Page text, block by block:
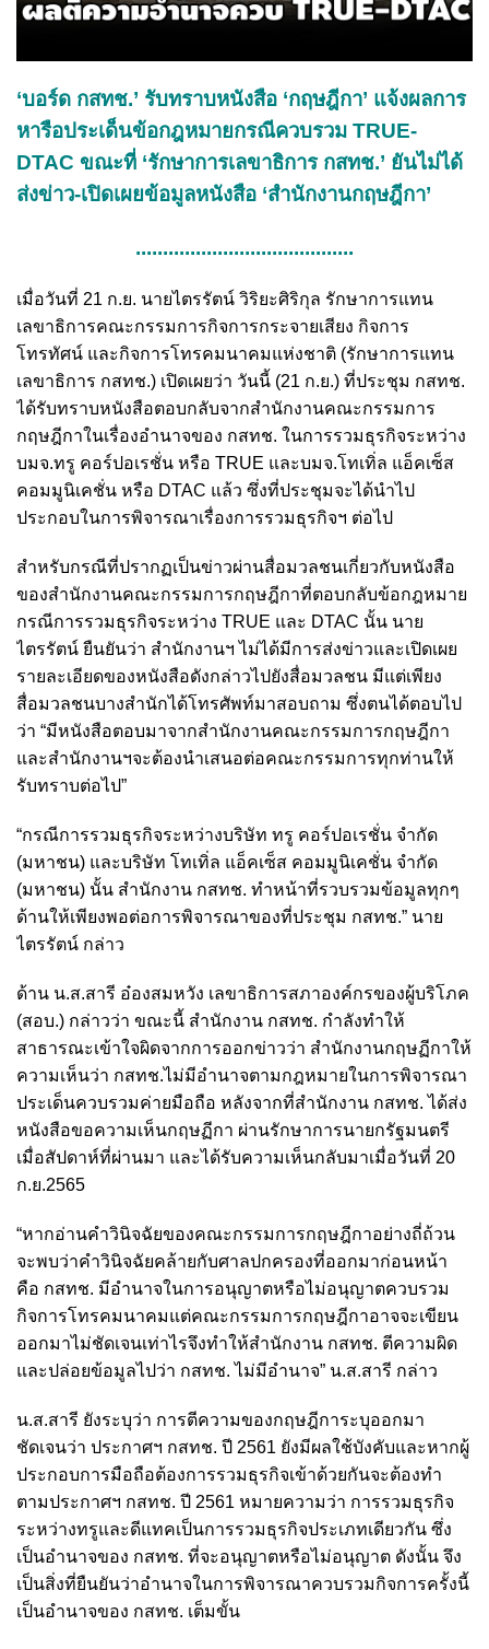
‘บอร์ด กสทช.’ รับทราบหนังสือ ‘กฤษฎีกา’ แจ้งผลการ
หารือประเด็นข้อกฎหมายกรณีควบรวม TRUE-
DTAC ขณะที่ ‘รักษาการเลขาธิการ กสทช.’ ยันไม่ได้
ส่งข่าว-เปิดเผยข้อมูลหนังสือ ‘สำนักงานกฤษฎีกา’
........................................
เมื่อวันที่ 21 ก.ย. นายไตรรัตน์ วิริยะศิริกุล รักษาการแทน
เลขาธิการคณะกรรมการกิจการกระจายเสียง กิจการ
โทรทัศน์ และกิจการโทรคมนาคมแห่งชาติ (รักษาการแทน
เลขาธิการ กสทช.) เปิดเผยว่า วันนี้ (21 ก.ย.) ที่ประชุม กสทช.
ได้รับทราบหนังสือตอบกลับจากสำนักงานคณะกรรมการ
กฤษฎีกาในเรื่องอำนาจของ กสทช. ในการรวมธุรกิจระหว่าง
บมจ.ทรู คอร์ปอเรชั่น หรือ TRUE และบมจ.โทเทิ่ล แอ็คเซ็ส
คอมมูนิเคชั่น หรือ DTAC แล้ว ซึ่งที่ประชุมจะได้นำไป
ประกอบในการพิจารณาเรื่องการรวมธุรกิจฯ ต่อไป
สำหรับกรณีที่ปรากฏเป็นข่าวผ่านสื่อมวลชนเกี่ยวกับหนังสือ
ของสำนักงานคณะกรรมการกฤษฎีกาที่ตอบกลับข้อกฎหมาย
กรณีการรวมธุรกิจระหว่าง TRUE และ DTAC นั้น นาย
ไตรรัตน์ ยืนยันว่า สำนักงานฯ ไม่ได้มีการส่งข่าวและเปิดเผย
รายละเอียดของหนังสือดังกล่าวไปยังสื่อมวลชน มีแต่เพียง
สื่อมวลชนบางสำนักได้โทรศัพท์มาสอบถาม ซึ่งตนได้ตอบไป
ว่า “มีหนังสือตอบมาจากสำนักงานคณะกรรมการกฤษฎีกา
และสำนักงานฯจะต้องนำเสนอต่อคณะกรรมการทุกท่านให้
รับทราบต่อไป”
“กรณีการรวมธุรกิจระหว่างบริษัท ทรู คอร์ปอเรชั่น จำกัด
(มหาชน) และบริษัท โทเทิ่ล แอ็คเซ็ส คอมมูนิเคชั่น จำกัด
(มหาชน) นั้น สำนักงาน กสทช. ทำหน้าที่รวบรวมข้อมูลทุกๆ
ด้านให้เพียงพอต่อการพิจารณาของที่ประชุม กสทช.” นาย
ไตรรัตน์ กล่าว
ด้าน น.ส.สารี อ๋องสมหวัง เลขาธิการสภาองค์กรของผู้บริโภค
(สอบ.) กล่าวว่า ขณะนี้ สำนักงาน กสทช. กำลังทำให้
สาธารณะเข้าใจผิดจากการออกข่าวว่า สำนักงานกฤษฏีกาให้
ความเห็นว่า กสทช.ไม่มีอำนาจตามกฎหมายในการพิจารณา
ประเด็นควบรวมค่ายมือถือ หลังจากที่สำนักงาน กสทช. ได้ส่ง
หนังสือขอความเห็นกฤษฏีกา ผ่านรักษาการนายกรัฐมนตรี
เมื่อสัปดาห์ที่ผ่านมา และได้รับความเห็นกลับมาเมื่อวันที่ 20
ก.ย.2565
“หากอ่านคำวินิจฉัยของคณะกรรมการกฤษฎีกาอย่างถี่ถ้วน
จะพบว่าคำวินิจฉัยคล้ายกับศาลปกครองที่ออกมาก่อนหน้า
คือ กสทช. มีอำนาจในการอนุญาตหรือไม่อนุญาตควบรวม
กิจการโทรคมนาคมแต่คณะกรรมการกฤษฎีกาอาจจะเขียน
ออกมาไม่ชัดเจนเท่าไรจึงทำให้สำนักงาน กสทช. ตีความผิด
และปล่อยข้อมูลไปว่า กสทช. ไม่มีอำนาจ” น.ส.สารี กล่าว
น.ส.สารี ยังระบุว่า การตีความของกฤษฎีการะบุออกมา
ชัดเจนว่า ประกาศฯ กสทช. ปี 2561 ยังมีผลใช้บังคับและหากผู้
ประกอบการมือถือต้องการรวมธุรกิจเข้าด้วยกันจะต้องทำ
ตามประกาศฯ กสทช. ปี 2561 หมายความว่า การรวมธุรกิจ
ระหว่างทรูและดีแทคเป็นการรวมธุรกิจประเภทเดียวกัน ซึ่ง
เป็นอำนาจของ กสทช. ที่จะอนุญาตหรือไม่อนุญาต ดังนั้น จึง
เป็นสิ่งที่ยืนยันว่าอำนาจในการพิจารณาควบรวมกิจการครั้งนี้
เป็นอำนาจของ กสทช. เต็มขั้น